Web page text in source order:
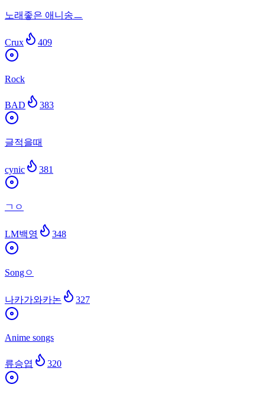
노래좋은 애니송ㅡ
Crux 409
Rock
BAD 383
글적을때
cynic 381
ㄱㅇ
LM백영 348
Songㅇ
나카가와카논 327
Anime songs
류승엽 320